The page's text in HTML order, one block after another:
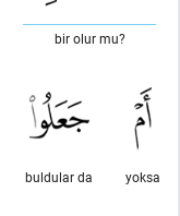
bir olur mu?
yoksa
buldular da